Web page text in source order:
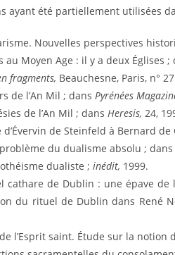
ayant été partiellement utilisées
Nouvelles perspectives
au Moyen Age : il y a deux Églises ;
fragments, Beauchesne, Paris, n°
de l’An Mil ; dans Pyrénées
de l’An Mil ; dans Heresis, 24,
d’Évervin de Steinfeld à Bernard de
du dualisme absolu ; dans
dualiste ; inédit, 1999.
cathare de Dublin : une épave
du rituel de Dublin dans René
de l’Esprit saint. Étude sur la